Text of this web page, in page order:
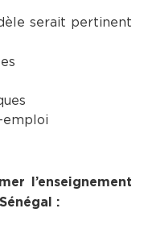
serait pertinent
emploi
l’enseignement
: